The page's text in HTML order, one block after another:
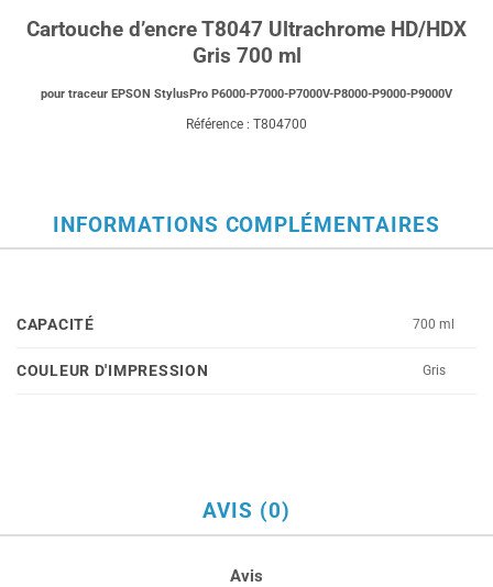
Cartouche d’encre T8047 Ultrachrome HD/HDX
Gris 700 ml
pour traceur EPSON StylusPro P6000-P7000-P7000V-P8000-P9000-P9000V
Référence : T804700
INFORMATIONS COMPLÉMENTAIRES
CAPACITÉ 700 ml
COULEUR D'IMPRESSION Gris
AVIS (0)
Avis